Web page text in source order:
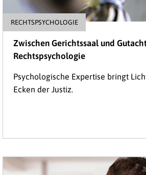
RECHTSPSYCHOLOGIE
Zwischen Gerichtssaal und
Rechtspsychologie
Psychologische Expertise bringt
Ecken der Justiz.